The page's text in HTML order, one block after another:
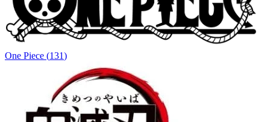
One Piece (131)